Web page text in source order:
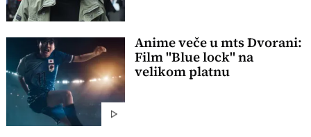
Anime veče u mts Dvorani:
Film "Blue lock" na
velikom platnu